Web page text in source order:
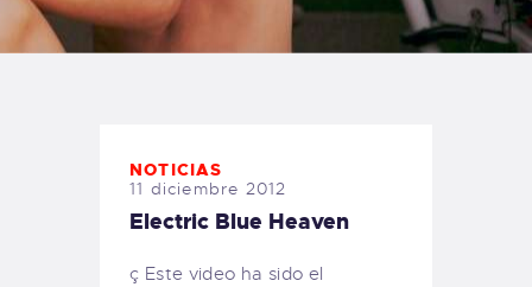
TIENDA FAMILY SURFERS
WEBCAM SALINAS
NOTICIAS
11 diciembre 2012
Electric Blue Heaven
ç Este video ha sido el